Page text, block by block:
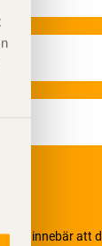
innebär att